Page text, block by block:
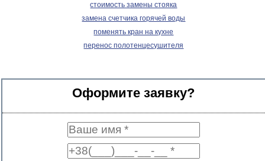
стоимость замены стояка
замена счетчика горячей воды
поменять кран на кухне
перенос полотенцесушителя
Оформите заявку?